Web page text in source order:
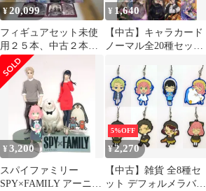
¥20,099
フィギュアセット未使
用２５本、中古２本セ
ット
¥ 1,640
【中古】キャラカード
ノーマル全20種セット
コレクション vol.3 夕
班・夜班」
¥3,200
スパイファミリー
SPY×FAMILY アーニャ
5%OFF
¥ 2,270
【中古】雑貨 全8種セ
ット デフォルメラバー